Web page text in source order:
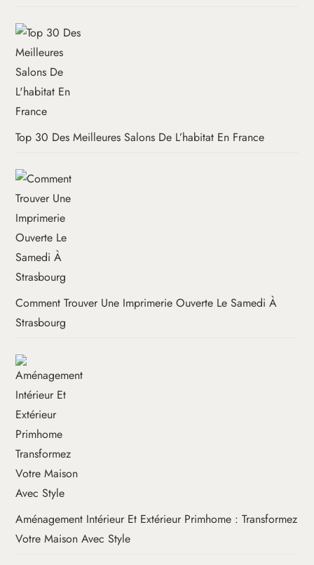
Top 30 Des Meilleures Salons De L’habitat En France
Comment Trouver Une Imprimerie Ouverte Le Samedi À
Strasbourg
Aménagement Intérieur Et Extérieur Primhome : Transformez
Votre Maison Avec Style